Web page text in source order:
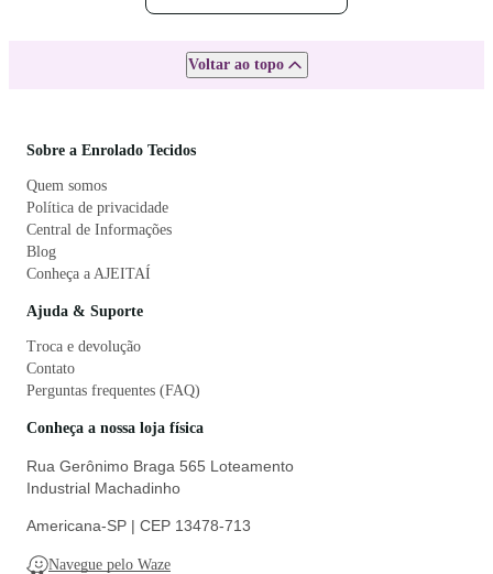
Voltar ao topo
Sobre a Enrolado Tecidos
Quem somos
Política de privacidade
Central de Informações
Blog
Conheça a AJEITAÍ
Ajuda & Suporte
Troca e devolução
Contato
Perguntas frequentes (FAQ)
Conheça a nossa loja física
Rua Gerônimo Braga 565 Loteamento
Industrial Machadinho
Americana-SP | CEP 13478-713
Navegue pelo Waze